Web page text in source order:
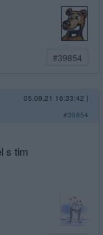
#39854
05.09.21 16:33:42 |
#39854
s tim